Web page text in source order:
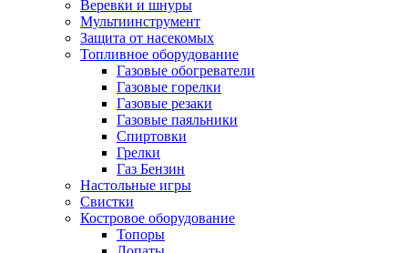
Веревки и шнуры
Мультиинструмент
Защита от насекомых
Топливное оборудование
Газовые обогреватели
Газовые горелки
Газовые резаки
Газовые паяльники
Спиртовки
Грелки
Газ Бензин
Настольные игры
Свистки
Костровое оборудование
Топоры